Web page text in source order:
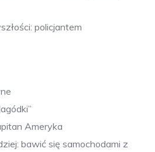
policjantem
Ameryka
bawić się samochodami z